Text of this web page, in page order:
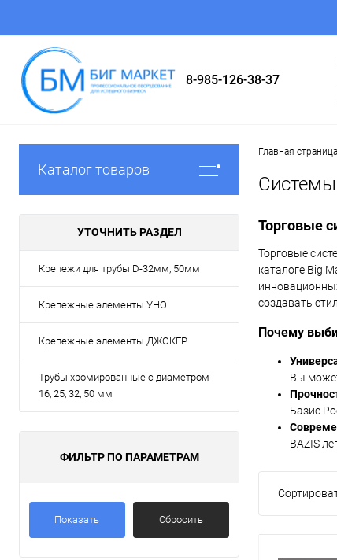
8-985-126-38-37
Каталог товаров
УТОЧНИТЬ РАЗДЕЛ
Крепежи для трубы D-32мм, 50мм
Крепежные элементы УНО
Крепежные элементы ДЖОКЕР
Трубы хромированные с диаметром
16, 25, 32, 50 мм
ФИЛЬТР ПО ПАРАМЕТРАМ
Показать Сбросить
Главная страница
Торговые
Торговые
каталоге Big
создавать
Почему
Вы
Базис
BAZIS